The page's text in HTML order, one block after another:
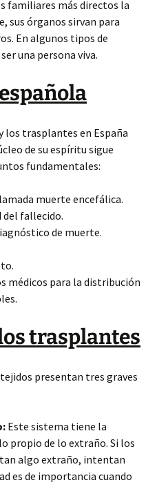
familiares más directos la
sus órganos sirvan para
En algunos tipos de
una persona viva.
los trasplantes en España
de su espíritu sigue
fundamentales:
muerte encefálica.
del fallecido.
de muerte.
médicos para la distribución
trasplantes
presentan tres graves
Este sistema tiene la
propio de lo extraño. Si los
algo extraño, intentan
es de importancia cuando